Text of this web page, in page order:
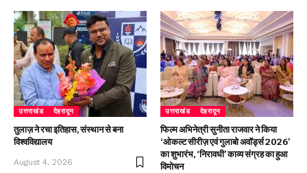
उत्तराखंड देहरादून
तुलाज़ ने रचा इतिहास, संस्थान से बना
विश्वविद्यालय
August 4, 2026
उत्तराखंड देहरादून
फिल्म अभिनेत्री सुनीता राजवार ने किया
‘ओकल्ट सीरीज़ एवं गुलाबो अवॉर्ड्स 2026’
का शुभारंभ, ‘निरावधी’ काव्य संग्रह का हुआ
विमोचन